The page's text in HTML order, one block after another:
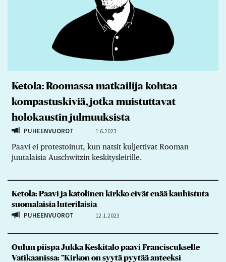
Ketola: Roomassa matkailija kohtaa
kompastuskiviä, jotka muistuttavat
holokaustin julmuuksista
PUHEENVUOROT 1.6.2023
Paavi ei protestoinut, kun natsit kuljettivat Rooman
juutalaisia Auschwitzin keskitysleirille.
Ketola: Paavi ja katolinen kirkko eivät enää kauhistuta
suomalaisia luterilaisia
PUHEENVUOROT 12.1.2023
Oulun piispa Jukka Keskitalo paavi Franciscukselle
Vatikaanissa: ”Kirkon on syytä pyytää anteeksi